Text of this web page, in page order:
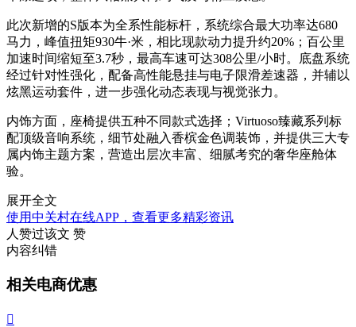
此次新增的S版本为全系性能标杆，系统综合最大功率达680
马力，峰值扭矩930牛·米，相比现款动力提升约20%；百公里
加速时间缩短至3.7秒，最高车速可达308公里/小时。底盘系统
经过针对性强化，配备高性能悬挂与电子限滑差速器，并辅以
炫黑运动套件，进一步强化动态表现与视觉张力。
内饰方面，座椅提供五种不同款式选择；Virtuoso臻藏系列标
配顶级音响系统，细节处融入香槟金色调装饰，并提供三大专
属内饰主题方案，营造出层次丰富、细腻考究的奢华座舱体
验。
展开全文
使用中关村在线APP，查看更多精彩资讯
人赞过该文 赞
内容纠错
相关电商优惠
